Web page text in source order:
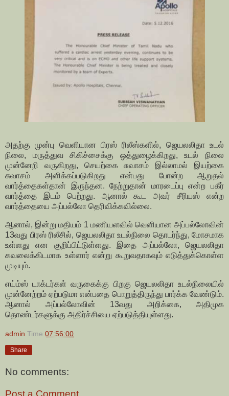
அதற்கு முன்பு வெளியான பிரஸ் ரிலீஸ்களில், ஜெயலலிதா உடல்
நிலை, மருத்துவ சிகிச்சைக்கு ஒத்துழைக்கிறது, உடல் நிலை
முன்னேறி வருகிறது, செயற்கை சுவாசம் இல்லாமல் இயற்கை
சுவாசம் அளிக்கப்படுகிறது என்பது போன்ற ஆறுதல்
வார்த்தைகள்தான் இருந்தன. நேற்றுதான் மாரடைப்பு என்ற பகீர்
வார்த்தை இடம் பெற்றது. ஆனால் கூட அவர் சீரியஸ் என்ற
வார்த்தையை அப்பல்லோ தெரிவிக்கவில்லை.
ஆனால், இன்று மதியம் 1 மணியளவில் வெளியான அப்பல்லோவின்
13வது பிரஸ் ரிலீசில், ஜெயலலிதா உடல்நிலை தொடர்ந்து, மோசமாக
உள்ளது என குறிப்பிட்டுள்ளது. இதை அப்பல்லோ, ஜெயலலிதா
கவலைக்கிடமாக உள்ளார் என்று கூறுவதாகவும் எடுத்துக்கொள்ள
முடியும்.
எய்ம்ஸ் டாக்டர்கள் வருகைக்கு பிறகு ஜெயலலிதா உடல்நிலையில்
முன்னேற்றம் ஏற்படுமா என்பதை பொறுத்திருந்து பார்க்க வேண்டும்.
ஆனால் அப்பல்லோவின் 13வது அறிக்கை, அதிமுக
தொண்டர்களுக்கு அதிர்ச்சியை ஏற்படுத்தியுள்ளது.
admin Time 07:56:00
Share
No comments:
Post a Comment